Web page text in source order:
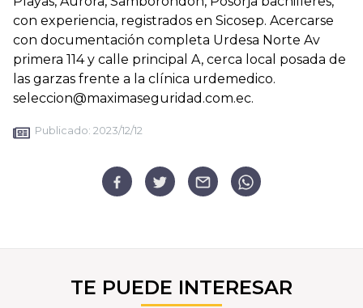
con experiencia, registrados en Sicosep. Acercarse
con documentación completa Urdesa Norte Av
primera 114 y calle principal A, cerca local posada de
las garzas frente a la clínica urdemedico.
seleccion@maximaseguridad.com.ec.
Publicado: 2023/12/12
TE PUEDE INTERESAR